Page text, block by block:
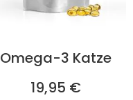
Omega-3 Katze
19,95 €